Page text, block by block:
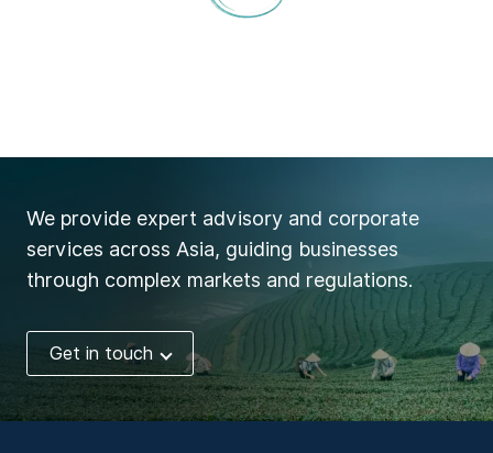
We provide expert advisory and corporate
services across Asia, guiding businesses
through complex markets and regulations.
Get in touch